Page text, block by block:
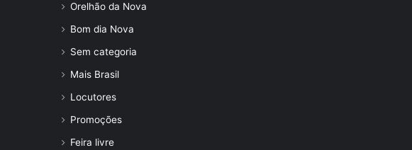
Orelhão da Nova
Bom dia Nova
Sem categoria
Mais Brasil
Locutores
Promoções
Feira livre